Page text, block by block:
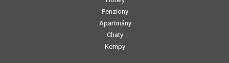
Penziony
Apartmány
Chaty
Kempy